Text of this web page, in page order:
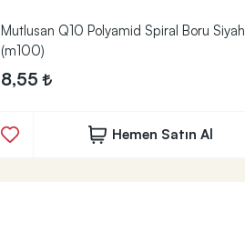
Mutlusan Q10 Polyamid Spiral Boru Siyah
(m100)
8,55
Hemen Satın Al